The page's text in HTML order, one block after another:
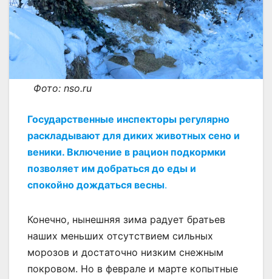
Фото: nso.ru
Государственные инспекторы регулярно
раскладывают для диких животных сено и
веники. Включение в рацион подкормки
позволяет им добраться до еды и
спокойно дождаться весны.
Конечно, нынешняя зима радует братьев
наших меньших отсутствием сильных
морозов и достаточно низким снежным
покровом. Но в феврале и марте копытные